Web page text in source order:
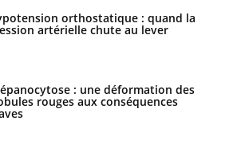
orthostatique : quand la
artérielle chute au lever
: une déformation des
rouges aux conséquences